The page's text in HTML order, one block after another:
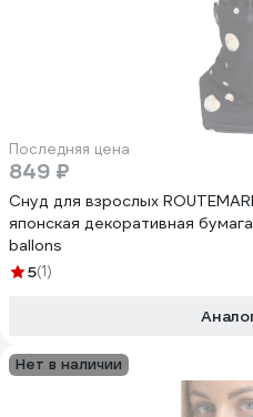
Последняя цена
849 ₽
Снуд для взрослых
японская декоративная
ballons
5(1)
Нет в наличии